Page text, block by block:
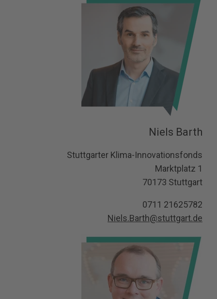
Niels Barth
Stuttgarter Klima-Innovationsfonds
Marktplatz 1
70173 Stuttgart
0711 21625782
Niels.Barth@stuttgart.de